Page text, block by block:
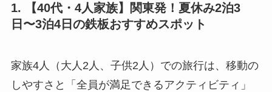
1. 【40代・4人家族】関東発！夏休み2泊3
日〜3泊4日の鉄板おすすめスポット
家族4人（大人2人、子供2人）での旅行は、移動の
しやすさと「全員が満足できるアクティビティ」